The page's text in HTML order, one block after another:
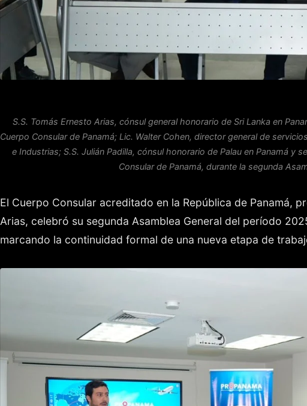
S.S. Tomás Ernesto Arias, cónsul general honorario de Sri Lanka en
Cuerpo Consular de Panamá; Lic. Walter Cohen, director general de
e Industrias; S.S. Julián Padilla, cónsul honorario de Palau en Panamá y
Consular de Panamá, durante la segunda
El Cuerpo Consular acreditado en la República de Panamá,
Arias, celebró su segunda Asamblea General del período
marcando la continuidad formal de una nueva etapa de